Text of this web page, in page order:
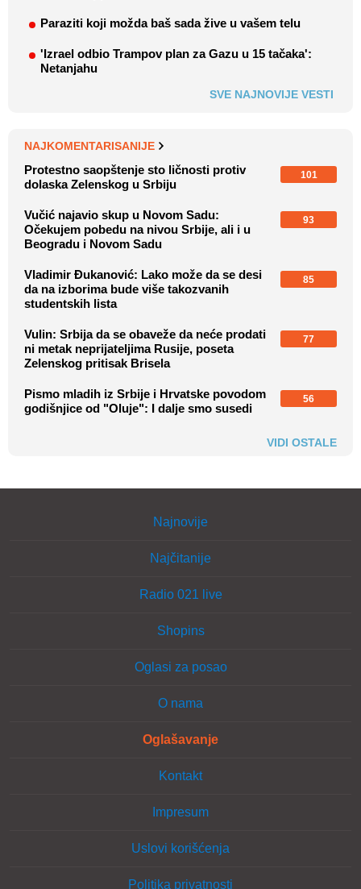
Paraziti koji možda baš sada žive u vašem telu
'Izrael odbio Trampov plan za Gazu u 15 tačaka':
Netanjahu
SVE NAJNOVIJE VESTI
NAJKOMENTARISANIJE
Protestno saopštenje sto ličnosti protiv
dolaska Zelenskog u Srbiju
101
Vučić najavio skup u Novom Sadu:
Očekujem pobedu na nivou Srbije, ali i u
Beogradu i Novom Sadu
93
Vladimir Đukanović: Lako može da se desi
da na izborima bude više takozvanih
studentskih lista
85
Vulin: Srbija da se obaveže da neće prodati
ni metak neprijateljima Rusije, poseta
Zelenskog pritisak Brisela
77
Pismo mladih iz Srbije i Hrvatske povodom
godišnjice od "Oluje": I dalje smo susedi
56
VIDI OSTALE
Najnovije
Najčitanije
Radio 021 live
Shopins
Oglasi za posao
O nama
Oglašavanje
Kontakt
Impresum
Uslovi korišćenja
Politika privatnosti